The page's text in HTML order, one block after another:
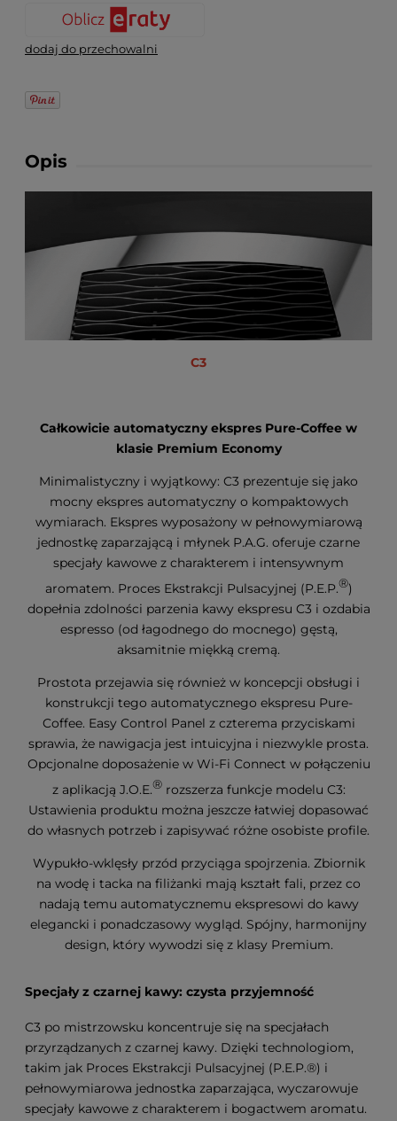
dodaj do przechowalni
Opis
C3
Całkowicie automatyczny ekspres Pure-Coffee w
klasie Premium Economy
Minimalistyczny i wyjątkowy: C3 prezentuje się jako
mocny ekspres automatyczny o kompaktowych
wymiarach. Ekspres wyposażony w pełnowymiarową
jednostkę zaparzającą i młynek P.A.G. oferuje czarne
specjały kawowe z charakterem i intensywnym
aromatem. Proces Ekstrakcji Pulsacyjnej (P.E.P.®)
dopełnia zdolności parzenia kawy ekspresu C3 i ozdabia
espresso (od łagodnego do mocnego) gęstą,
aksamitnie miękką cremą.
Prostota przejawia się również w koncepcji obsługi i
konstrukcji tego automatycznego ekspresu Pure-
Coffee. Easy Control Panel z czterema przyciskami
sprawia, że nawigacja jest intuicyjna i niezwykle prosta.
Opcjonalne doposażenie w Wi-Fi Connect w połączeniu
z aplikacją J.O.E.®rozszerza funkcje modelu C3:
Ustawienia produktu można jeszcze łatwiej dopasować
do własnych potrzeb i zapisywać różne osobiste profile.
Wypukło-wklęsły przód przyciąga spojrzenia. Zbiornik
na wodę i tacka na filiżanki mają kształt fali, przez co
nadają temu automatycznemu ekspresowi do kawy
elegancki i ponadczasowy wygląd. Spójny, harmonijny
design, który wywodzi się z klasy Premium.
Specjały z czarnej kawy: czysta przyjemność
C3 po mistrzowsku koncentruje się na specjałach
przyrządzanych z czarnej kawy. Dzięki technologiom,
takim jak Proces Ekstrakcji Pulsacyjnej (P.E.P.®) i
pełnowymiarowa jednostka zaparzająca, wyczarowuje
specjały kawowe z charakterem i bogactwem aromatu.